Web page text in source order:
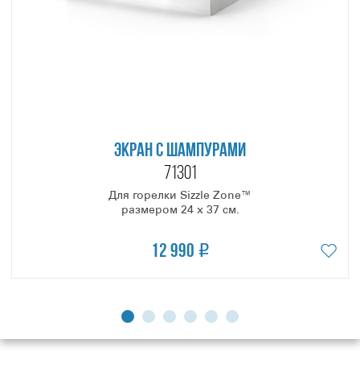
ЭКРАН С ШАМПУРАМИ
71301
Для горелки Sizzle Zone™
размером 24 х 37 см.
12 990